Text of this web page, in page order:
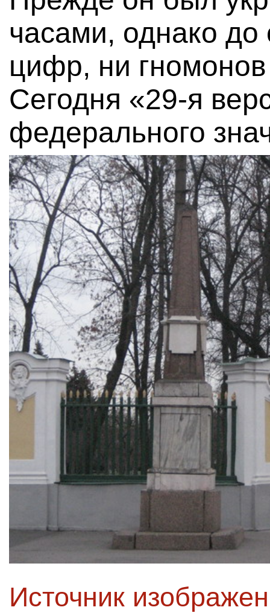
часами, однако до
цифр, ни
Сегодня «29-я
федерального
Источник